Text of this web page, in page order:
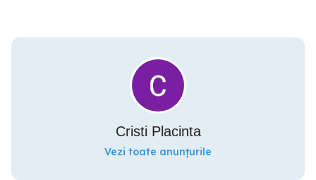
Cristi Placinta
Vezi toate anunțurile